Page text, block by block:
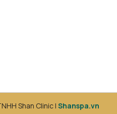
Shan Clinic | Shanspa.vn